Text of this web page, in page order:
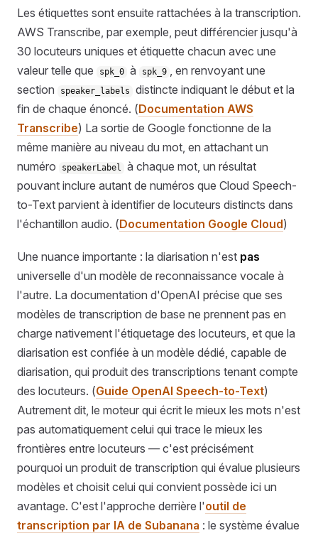
Les étiquettes sont ensuite rattachées à la transcription.
AWS Transcribe, par exemple, peut différencier jusqu'à
30 locuteurs uniques et étiquette chacun avec une
valeur telle que
spk_0 à spk_9 , en renvoyant une
section
speaker_labels
distincte indiquant le début et la
fin de chaque énoncé. (Documentation AWS
Transcribe) La sortie de Google fonctionne de la
même manière au niveau du mot, en attachant un
numéro
speakerLabel
à chaque mot, un résultat
pouvant inclure autant de numéros que Cloud Speech-
to-Text parvient à identifier de locuteurs distincts dans
l'échantillon audio. (Documentation Google Cloud)
Une nuance importante : la diarisation n'est pas
universelle d'un modèle de reconnaissance vocale à
l'autre. La documentation d'OpenAI précise que ses
modèles de transcription de base ne prennent pas en
charge nativement l'étiquetage des locuteurs, et que la
diarisation est confiée à un modèle dédié, capable de
diarisation, qui produit des transcriptions tenant compte
des locuteurs. (Guide OpenAI Speech-to-Text)
Autrement dit, le moteur qui écrit le mieux les mots n'est
pas automatiquement celui qui trace le mieux les
frontières entre locuteurs — c'est précisément
pourquoi un produit de transcription qui évalue plusieurs
modèles et choisit celui qui convient possède ici un
avantage. C'est l'approche derrière l'outil de
transcription par IA de Subanana : le système évalue